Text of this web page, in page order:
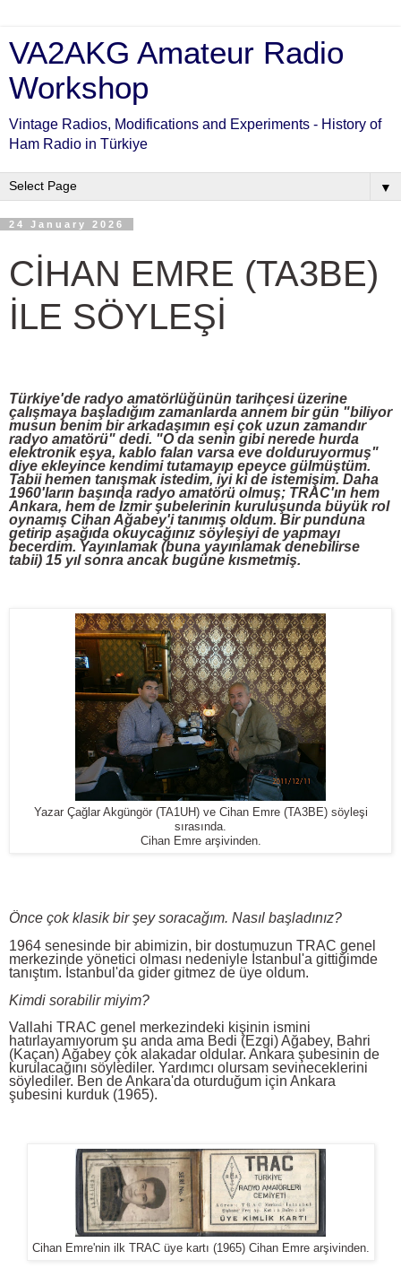
VA2AKG Amateur Radio
Workshop
Vintage Radios, Modifications and Experiments - History of
Ham Radio in Türkiye
▼
24 January 2026
CİHAN EMRE (TA3BE)
İLE SÖYLEŞİ
Türkiye'de radyo amatörlüğünün tarihçesi üzerine
çalışmaya başladığım zamanlarda annem bir gün "biliyor
musun benim bir arkadaşımın eşi çok uzun zamandır
radyo amatörü" dedi. "O da senin gibi nerede hurda
elektronik eşya, kablo falan varsa eve dolduruyormuş"
diye ekleyince kendimi tutamayıp epeyce gülmüştüm.
Tabii hemen tanışmak istedim, iyi ki de istemişim. Daha
1960'ların başında radyo amatörü olmuş; TRAC'ın hem
Ankara, hem de İzmir şubelerinin kuruluşunda büyük rol
oynamış Cihan Ağabey'i tanımış oldum. Bir punduna
getirip aşağıda okuycağınız söyleşiyi de yapmayı
becerdim. Yayınlamak (buna yayınlamak denebilirse
tabii) 15 yıl sonra ancak bugüne kısmetmiş.
Yazar Çağlar Akgüngör (TA1UH) ve Cihan Emre (TA3BE) söyleşi
sırasında.
Cihan Emre arşivinden.
Önce çok klasik bir şey soracağım. Nasıl başladınız?
1964 senesinde bir abimizin, bir dostumuzun TRAC genel
merkezinde yönetici olması nedeniyle İstanbul'a gittiğimde
tanıştım. İstanbul'da gider gitmez de üye oldum.
Kimdi sorabilir miyim?
Vallahi TRAC genel merkezindeki kişinin ismini
hatırlayamıyorum şu anda ama Bedi (Ezgi) Ağabey, Bahri
(Kaçan) Ağabey çok alakadar oldular. Ankara şubesinin de
kurulacağını söylediler. Yardımcı olursam sevineceklerini
söylediler. Ben de Ankara'da oturduğum için Ankara
şubesini kurduk (1965).
Cihan Emre'nin ilk TRAC üye kartı (1965) Cihan Emre arşivinden.